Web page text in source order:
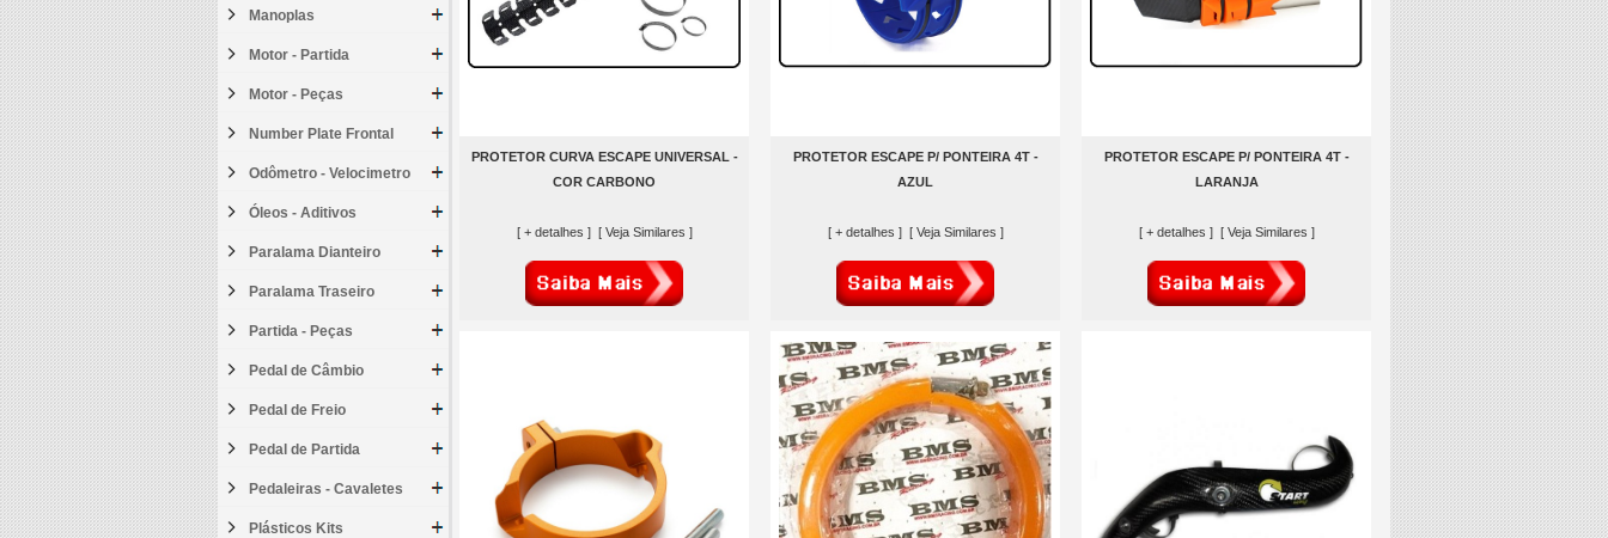
Manoplas
Motor - Partida
Motor - Peças
Number Plate Frontal
Odômetro - Velocimetro
Óleos - Aditivos
Paralama Dianteiro
Paralama Traseiro
Partida - Peças
Pedal de Câmbio
Pedal de Freio
Pedal de Partida
Pedaleiras - Cavaletes
Plásticos Kits
PROTETOR CURVA ESCAPE UNIVERSAL -
COR CARBONO
[ + detalhes ] [ Veja Similares ]
PROTETOR ESCAPE P/ PONTEIRA 4T -
AZUL
[ + detalhes ] [ Veja Similares ]
PROTETOR ESCAPE P/ PONTEIRA 4T -
LARANJA
[ + detalhes ] [ Veja Similares ]